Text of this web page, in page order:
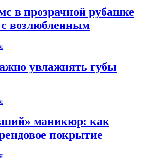
в прозрачной рубашке
с возлюбленным
увлажнять губы
маникюр: как
покрытие